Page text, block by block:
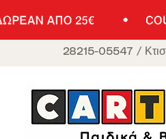
28215-05547 /